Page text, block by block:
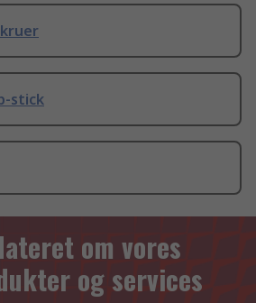
stick
om vores
og services